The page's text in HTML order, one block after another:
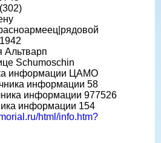
Альтварп
Schumoschin
информации ЦАМО
информации 58
информации 977526
информации 154
html/info.htm?